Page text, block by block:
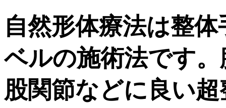
自然形体療法は整
ベルの施術法です
股関節などに良い